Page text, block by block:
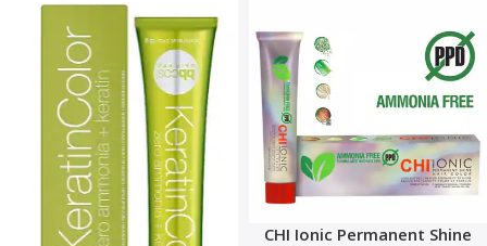
CHI Ionic Permanent Shine